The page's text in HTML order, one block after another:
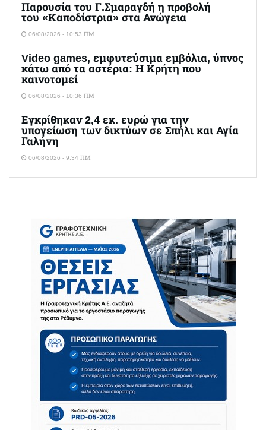
Παρουσία του Γ.Σμαραγδή η προβολή
του «Καποδίστρια» στα Ανώγεια
06/08/2026 - 10:53 ΠΜ
Video games, εμφυτεύσιμα εμβόλια, ύπνος
κάτω από τα αστέρια: Η Κρήτη που
καινοτομεί
06/08/2026 - 10:36 ΠΜ
Εγκρίθηκαν 2,4 εκ. ευρώ για την
υπογείωση των δικτύων σε Σπήλι και Αγία
Γαλήνη
06/08/2026 - 9:34 ΠΜ